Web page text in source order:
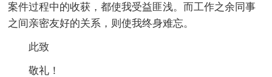
案件过程中的收获，都使我受益匪浅。而工作之余同事
之间亲密友好的关系，则使我终身难忘。
此致
敬礼！